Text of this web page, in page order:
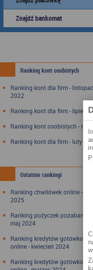
Znajdź bankomat
Ranking kont osobistych
Ranking kont dla firm - listopad
2022
Ranking kont dla firm - lipiec
Ranking kont osobistych - maj
Ranking kont dla firm - luty
Ostatnie rankingi
Ranking chwilówek online -
2025
Ranking pożyczek
maj 2024
Ranking kredytów
online - kwiecień 2024
Ranking kredytów